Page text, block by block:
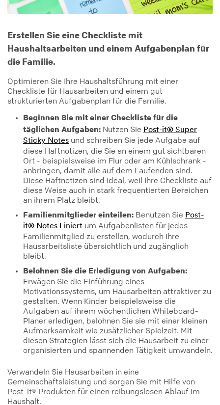
Erstellen Sie eine Checkliste mit
Haushaltsarbeiten und einem Aufgabenplan für
die Familie.
Optimieren Sie Ihre Haushaltsführung mit einer
Checkliste für Hausarbeiten und einem gut
strukturierten Aufgabenplan für die Familie.
Beginnen Sie mit einer Checkliste für die
täglichen Aufgaben: Nutzen Sie Post-it® Super
Sticky Notes und schreiben Sie jede Aufgabe auf
diese Haftnotizen, die Sie an einem gut sichtbaren
Ort - beispielsweise im Flur oder am Kühlschrank -
anbringen, damit alle auf dem Laufenden sind.
Diese Haftnotizen sind ideal, weil Ihre Checkliste auf
diese Weise auch in stark frequentierten Bereichen
an ihrem Platz bleibt.
Familienmitglieder einteilen: Benutzen Sie Post-
it® Notes Liniert um Aufgabenlisten für jedes
Familienmitglied zu erstellen, wodurch Ihre
Hausarbeitsliste übersichtlich und zugänglich
bleibt.
Belohnen Sie die Erledigung von Aufgaben:
Erwägen Sie die Einführung eines
Motivationssystems, um Hausarbeiten attraktiver zu
gestalten. Wenn Kinder beispielsweise die
Aufgaben auf ihrem wöchentlichen Whiteboard-
Planer erledigen, belohnen Sie sie mit einer kleinen
Aufmerksamkeit wie zusätzlicher Spielzeit. Mit
diesen Strategien lässt sich die Hausarbeit zu einer
organisierten und spannenden Tätigkeit umwandeln.
Verwandeln Sie Hausarbeiten in eine
Gemeinschaftsleistung und sorgen Sie mit Hilfe von
Post-it® Produkten für einen reibungslosen Ablauf im
Haushalt.